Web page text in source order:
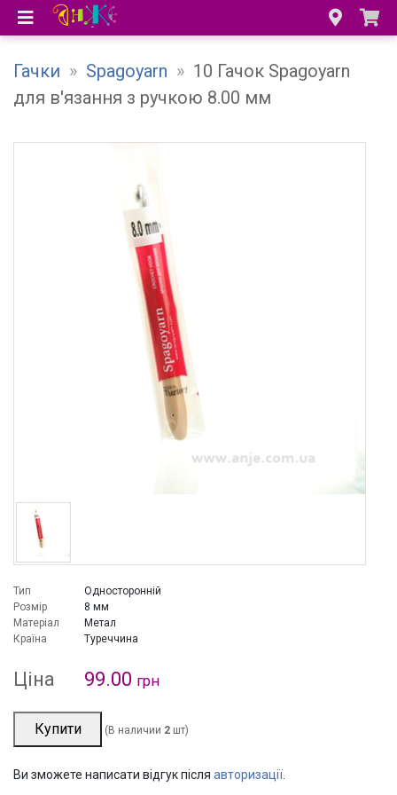
Гачки » Spagoyarn » 10 Гачок Spagoyarn
для в'язання з ручкою 8.00 мм
Тип
Односторонній
Розмір
8 мм
Матеріал
Метал
Країна
Туреччина
Ціна 99.00 грн
Купити (В наличии 2 шт)
Ви зможете написати відгук після авторизації